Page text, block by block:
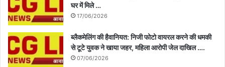
घर में मिले …
17/06/2026
ब्लैकमेलिंग की हैवानियत: निजी फोटो वायरल करने की धमकी
से टूटे युवक ने खाया जहर, महिला आरोपी जेल दाखिल ….
07/06/2026